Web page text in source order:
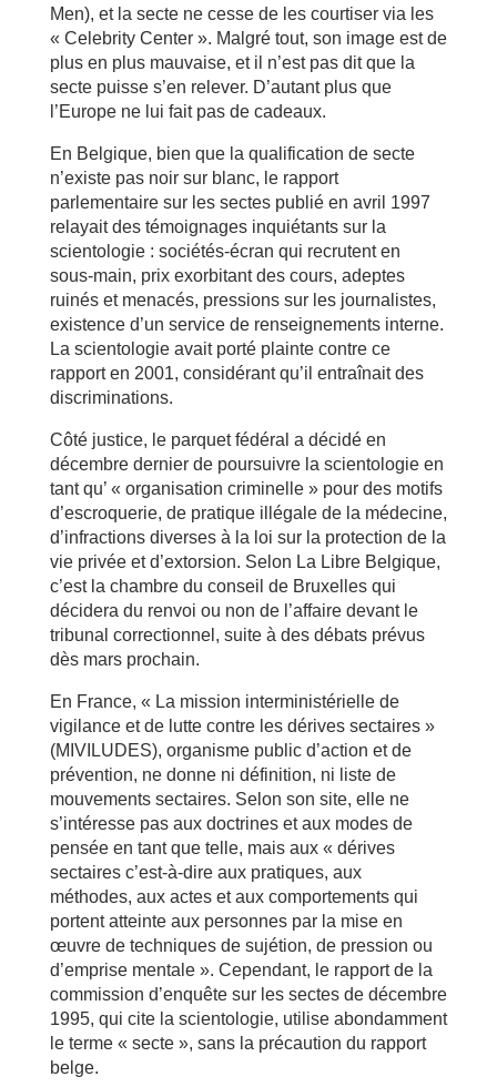
Men), et la secte ne cesse de les courtiser via les
« Celebrity Center ». Malgré tout, son image est de
plus en plus mauvaise, et il n’est pas dit que la
secte puisse s’en relever. D’autant plus que
l’Europe ne lui fait pas de cadeaux.
En Belgique, bien que la qualification de secte
n’existe pas noir sur blanc, le rapport
parlementaire sur les sectes publié en avril 1997
relayait des témoignages inquiétants sur la
scientologie : sociétés-écran qui recrutent en
sous-main, prix exorbitant des cours, adeptes
ruinés et menacés, pressions sur les journalistes,
existence d’un service de renseignements interne.
La scientologie avait porté plainte contre ce
rapport en 2001, considérant qu’il entraînait des
discriminations.
Côté justice, le parquet fédéral a décidé en
décembre dernier de poursuivre la scientologie en
tant qu’ « organisation criminelle » pour des motifs
d’escroquerie, de pratique illégale de la médecine,
d’infractions diverses à la loi sur la protection de la
vie privée et d’extorsion. Selon La Libre Belgique,
c’est la chambre du conseil de Bruxelles qui
décidera du renvoi ou non de l’affaire devant le
tribunal correctionnel, suite à des débats prévus
dès mars prochain.
En France, « La mission interministérielle de
vigilance et de lutte contre les dérives sectaires »
(MIVILUDES), organisme public d’action et de
prévention, ne donne ni définition, ni liste de
mouvements sectaires. Selon son site, elle ne
s’intéresse pas aux doctrines et aux modes de
pensée en tant que telle, mais aux « dérives
sectaires c’est-à-dire aux pratiques, aux
méthodes, aux actes et aux comportements qui
portent atteinte aux personnes par la mise en
œuvre de techniques de sujétion, de pression ou
d’emprise mentale ». Cependant, le rapport de la
commission d’enquête sur les sectes de décembre
1995, qui cite la scientologie, utilise abondamment
le terme « secte », sans la précaution du rapport
belge.